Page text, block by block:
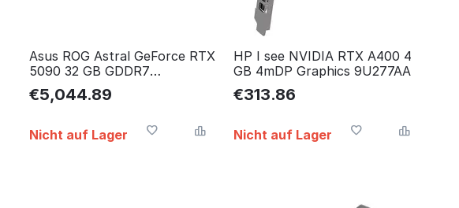
Asus ROG Astral GeForce RTX
5090 32 GB GDDR7
90YV0LW0-M0NA00
€5,044.89
Nicht auf Lager
HP I see NVIDIA RTX A400 4
GB 4mDP Graphics 9U277AA
€313.86
Nicht auf Lager